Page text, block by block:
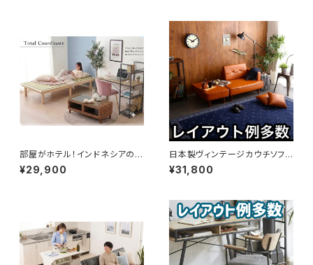
部屋がホテル！インドネシアのア
バカ素材のアジアンリゾートテ
ーブル！TV台にも。
¥29,900
日本製ヴィンテージカウチソフ
ァ。オットマン付きで4つのライフ
スタイルに自由自在
¥31,800